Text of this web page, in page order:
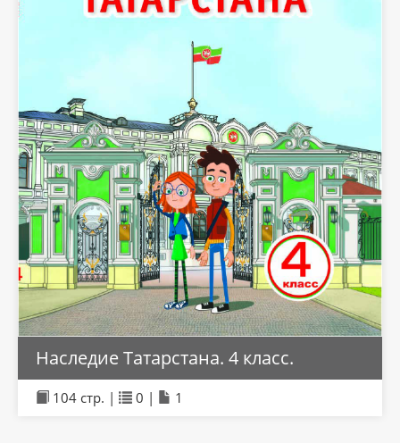
Наследие Татарстана. 4 класс.
104 стр. | 0 | 1